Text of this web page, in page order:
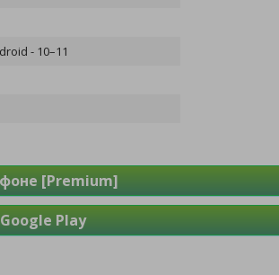
- 10–11
[Premium]
Play